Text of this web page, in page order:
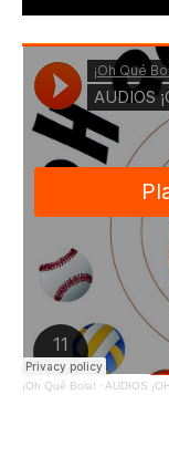
¡Oh Qué Bola! · AUDIOS